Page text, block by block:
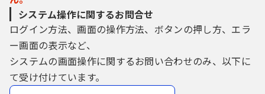
（４）利用者登録にて登録された情報は、構
成団体にて管理されます。
（５）利用者は、登録した利用者情報を使用
しなくなった場合に削除をすることができま
す。
システム操作に関するお問合せ
ログイン方法、画面の操作方法、ボタンの押し方、エラ
ー画面の表示など、
システムの画面操作に関するお問い合わせのみ、以下に
て受け付けています。